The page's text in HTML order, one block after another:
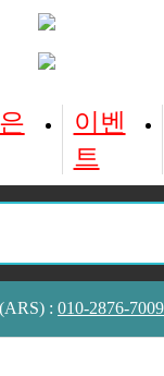
트
: 010-2876-7009